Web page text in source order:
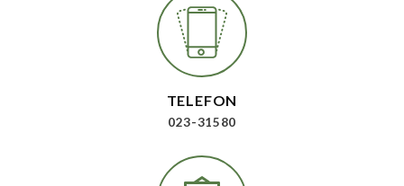
TELEFON
023-31580